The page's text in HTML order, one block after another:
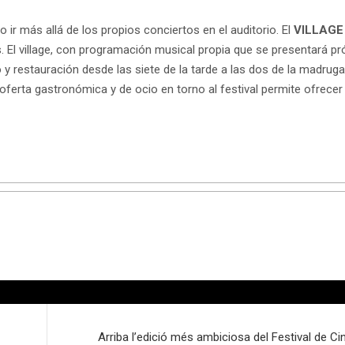
ir más allá de los propios conciertos en el auditorio. El VILLAGE
village, con programación musical propia que se presentará
desde las siete de la tarde a las dos de la
gastronómica y de ocio en torno al festival permite ofrecer
Arriba l’edició més ambiciosa del Festival de